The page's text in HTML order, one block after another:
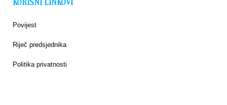
KORISNI LINKOVI
Povijest
Riječ predsjednika
Politika privatnosti